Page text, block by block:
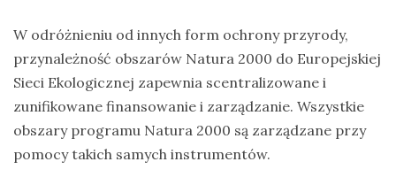
W odróżnieniu od innych form ochrony przyrody,
przynależność obszarów Natura 2000 do Europejskiej
Sieci Ekologicznej zapewnia scentralizowane i
zunifikowane finansowanie i zarządzanie. Wszystkie
obszary programu Natura 2000 są zarządzane przy
pomocy takich samych instrumentów.